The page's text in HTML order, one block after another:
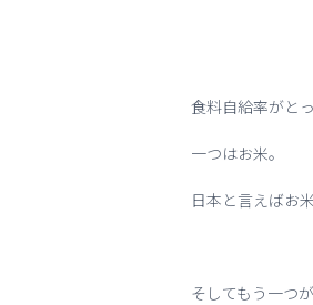
食料自給率がと
一つはお米。
日本と言えばお
そしてもう一つ